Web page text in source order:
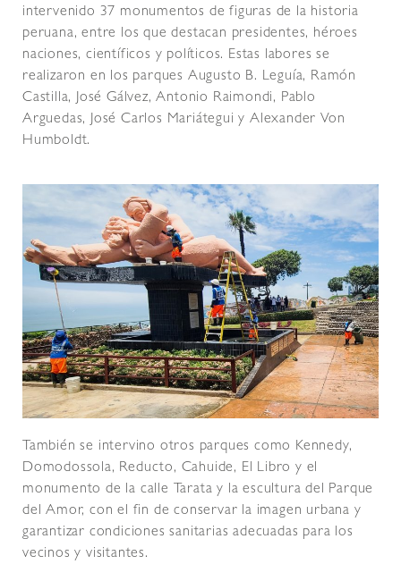
intervenido 37 monumentos de figuras de la historia
peruana, entre los que destacan presidentes, héroes
naciones, científicos y políticos. Estas labores se
realizaron en los parques Augusto B. Leguía, Ramón
Castilla, José Gálvez, Antonio Raimondi, Pablo
Arguedas, José Carlos Mariátegui y Alexander Von
Humboldt.
También se intervino otros parques como Kennedy,
Domodossola, Reducto, Cahuide, El Libro y el
monumento de la calle Tarata y la escultura del Parque
del Amor, con el fin de conservar la imagen urbana y
garantizar condiciones sanitarias adecuadas para los
vecinos y visitantes.